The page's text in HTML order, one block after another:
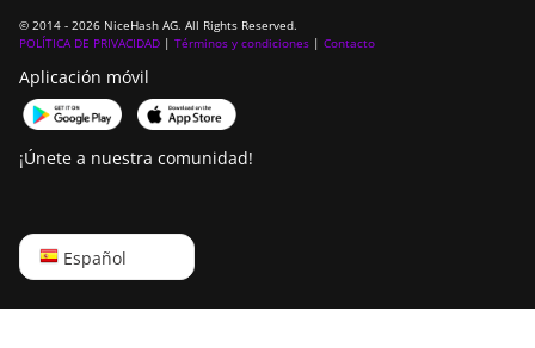
© 2014 - 2026 NiceHash AG. All Rights Reserved.
POLÍTICA DE PRIVACIDAD | Términos y condiciones | Contacto
Aplicación móvil
¡Únete a nuestra comunidad!
Español
English